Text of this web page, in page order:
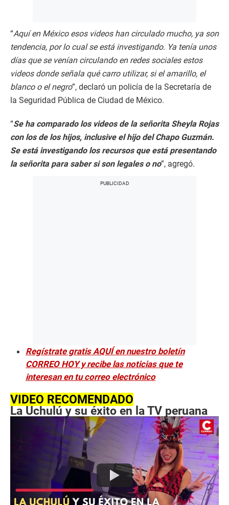
“Aquí en México esos videos han circulado mucho, ya son
tendencia, por lo cual se está investigando. Ya tenía unos
días que se venían circulando en redes sociales estos
videos donde señala qué carro utilizar, si el amarillo, el
blanco o el negro”, declaró un policía de la Secretaría de
la Seguridad Pública de Ciudad de México.
“Se ha comparado los videos de la señorita Sheyla Rojas
con los de los hijos, inclusive el hijo del Chapo Guzmán.
Se está investigando los recursos que está presentando
la señorita para saber si son legales o no”, agregó.
Regístrate gratis AQUÍ en nuestro boletín
CORREO HOY y recibe las noticias que te
interesan en tu correo electrónico
VIDEO RECOMENDADO
La Uchulú y su éxito en la TV peruana